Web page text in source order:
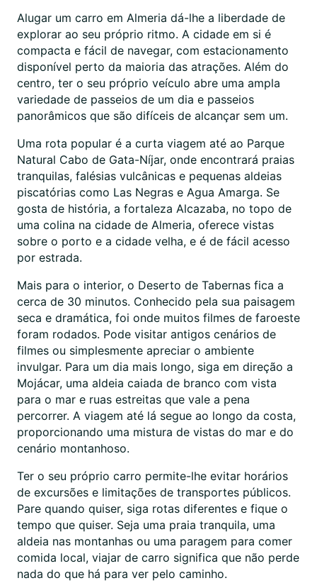
Alugar um carro em Almeria dá-lhe a liberdade de
explorar ao seu próprio ritmo. A cidade em si é
compacta e fácil de navegar, com estacionamento
disponível perto da maioria das atrações. Além do
centro, ter o seu próprio veículo abre uma ampla
variedade de passeios de um dia e passeios
panorâmicos que são difíceis de alcançar sem um.
Uma rota popular é a curta viagem até ao Parque
Natural Cabo de Gata-Níjar, onde encontrará praias
tranquilas, falésias vulcânicas e pequenas aldeias
piscatórias como Las Negras e Agua Amarga. Se
gosta de história, a fortaleza Alcazaba, no topo de
uma colina na cidade de Almeria, oferece vistas
sobre o porto e a cidade velha, e é de fácil acesso
por estrada.
Mais para o interior, o Deserto de Tabernas fica a
cerca de 30 minutos. Conhecido pela sua paisagem
seca e dramática, foi onde muitos filmes de faroeste
foram rodados. Pode visitar antigos cenários de
filmes ou simplesmente apreciar o ambiente
invulgar. Para um dia mais longo, siga em direção a
Mojácar, uma aldeia caiada de branco com vista
para o mar e ruas estreitas que vale a pena
percorrer. A viagem até lá segue ao longo da costa,
proporcionando uma mistura de vistas do mar e do
cenário montanhoso.
Ter o seu próprio carro permite-lhe evitar horários
de excursões e limitações de transportes públicos.
Pare quando quiser, siga rotas diferentes e fique o
tempo que quiser. Seja uma praia tranquila, uma
aldeia nas montanhas ou uma paragem para comer
comida local, viajar de carro significa que não perde
nada do que há para ver pelo caminho.